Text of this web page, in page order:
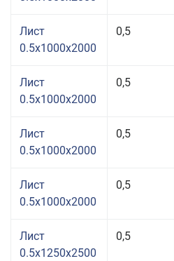
Лист
0.5x1000x2000
0,5
Лист
0.5x1000x2000
0,5
Лист
0.5x1000x2000
0,5
Лист
0.5x1000x2000
0,5
Лист
0.5x1250x2500
0,5